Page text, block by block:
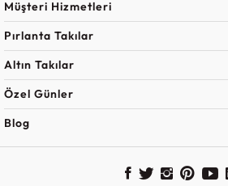
Müşteri Hizmetleri
Pırlanta Takılar
Altın Takılar
Özel Günler
Blog